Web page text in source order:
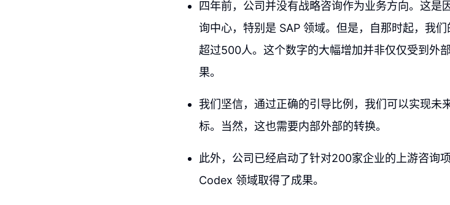
四年前，公司并没有战略咨询作为业务方向。这是
询中心，特别是 SAP 领域。但是，自那时起，我
超过500人。这个数字的大幅增加并非仅仅受到外
果。
我们坚信，通过正确的引导比例，我们可以实现未
标。当然，这也需要内部外部的转换。
此外，公司已经启动了针对200家企业的上游咨询
Codex 领域取得了成果。